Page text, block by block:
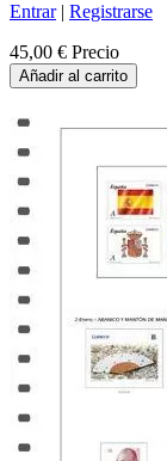
Entrar| Registrarse
45,00 € Precio
Añadir al carrito